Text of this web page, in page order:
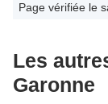
Page vérifiée le
Les
Garonne